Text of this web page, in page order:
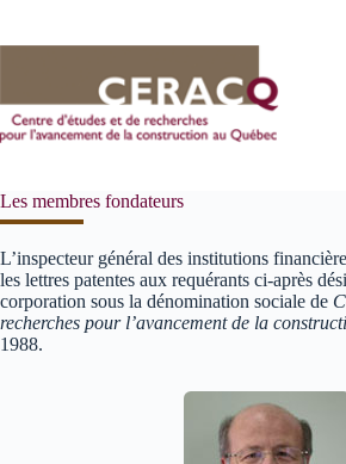
contenu
Les membres fondateurs
L’inspecteur général des institutions
les lettres patentes aux requérants ci-après
corporation sous la dénomination sociale de
recherches pour l’avancement de la
1988.